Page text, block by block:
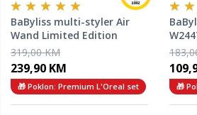
BaByliss multi-styler Air
Wand Limited Edition
AS6555E
319,00 KM
239,90 KM
🎁 Poklon: Premium L'Oreal set 🎁